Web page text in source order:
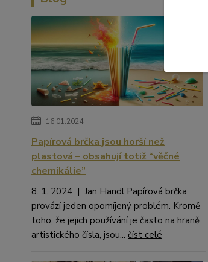
16.01.2024
Papírová brčka jsou horší než
plastová – obsahují totiž “věčné
chemikálie”
8. 1. 2024 | Jan Handl Papírová brčka
provází jeden opomíjený problém. Kromě
toho, že jejich používání je často na hraně
artistického čísla, jsou... číst celé